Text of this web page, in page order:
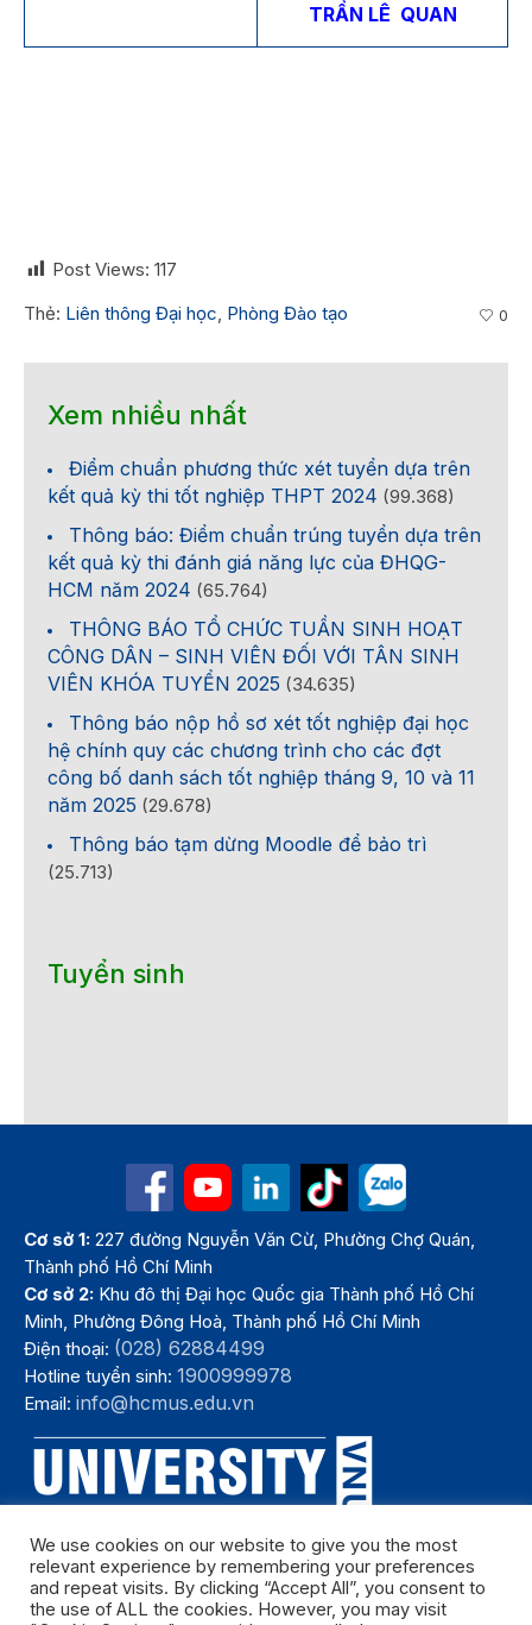
TRẦN LÊ QUAN
Post Views: 117
Thẻ: Liên thông Đại học, Phòng Đào tạo 0
Xem nhiều nhất
Điểm chuẩn phương thức xét tuyển dựa trên
kết quả kỳ thi tốt nghiệp THPT 2024 (99.368)
Thông báo: Điểm chuẩn trúng tuyển dựa trên
kết quả kỳ thi đánh giá năng lực của ĐHQG-
HCM năm 2024 (65.764)
THÔNG BÁO TỔ CHỨC TUẦN SINH HOẠT
CÔNG DÂN – SINH VIÊN ĐỐI VỚI TÂN SINH
VIÊN KHÓA TUYỂN 2025 (34.635)
Thông báo nộp hồ sơ xét tốt nghiệp đại học
hệ chính quy các chương trình cho các đợt
công bố danh sách tốt nghiệp tháng 9, 10 và 11
năm 2025 (29.678)
Thông báo tạm dừng Moodle để bảo trì
(25.713)
Tuyển sinh
Cơ sở 1: 227 đường Nguyễn Văn Cừ, Phường Chợ Quán,
Thành phố Hồ Chí Minh
Cơ sở 2: Khu đô thị Đại học Quốc gia Thành phố Hồ Chí
Minh, Phường Đông Hoà, Thành phố Hồ Chí Minh
Điện thoại: (028) 62884499
Hotline tuyển sinh:1900999978
Email:info@hcmus.edu.vn
We use cookies on our website to give you the most
relevant experience by remembering your preferences
and repeat visits. By clicking “Accept All”, you consent to
the use of ALL the cookies. However, you may visit